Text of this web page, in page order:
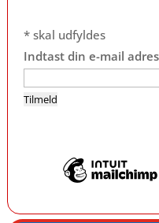
*skal udfyldes
Indtast din e-mail